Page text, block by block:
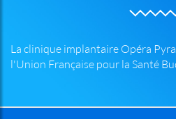
La clinique implantaire Opéra
l'Union Française pour la Santé